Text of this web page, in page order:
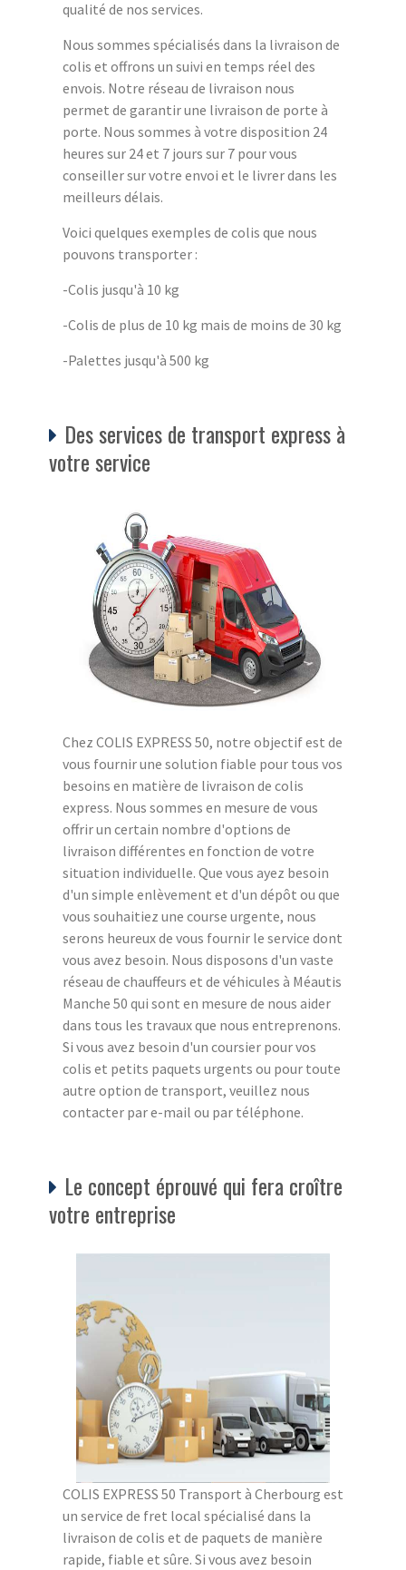
qualité de nos services.
Nous sommes spécialisés dans la livraison de
colis et offrons un suivi en temps réel des
envois. Notre réseau de livraison nous
permet de garantir une livraison de porte à
porte. Nous sommes à votre disposition 24
heures sur 24 et 7 jours sur 7 pour vous
conseiller sur votre envoi et le livrer dans les
meilleurs délais.
Voici quelques exemples de colis que nous
pouvons transporter :
-Colis jusqu'à 10 kg
-Colis de plus de 10 kg mais de moins de 30 kg
-Palettes jusqu'à 500 kg
Des services de transport express à
votre service
Chez COLIS EXPRESS 50, notre objectif est de
vous fournir une solution fiable pour tous vos
besoins en matière de livraison de colis
express. Nous sommes en mesure de vous
offrir un certain nombre d'options de
livraison différentes en fonction de votre
situation individuelle. Que vous ayez besoin
d'un simple enlèvement et d'un dépôt ou que
vous souhaitiez une course urgente, nous
serons heureux de vous fournir le service dont
vous avez besoin. Nous disposons d'un vaste
réseau de chauffeurs et de véhicules à Méautis
Manche 50 qui sont en mesure de nous aider
dans tous les travaux que nous entreprenons.
Si vous avez besoin d'un coursier pour vos
colis et petits paquets urgents ou pour toute
autre option de transport, veuillez nous
contacter par e-mail ou par téléphone.
Le concept éprouvé qui fera croître
votre entreprise
COLIS EXPRESS 50 Transport à Cherbourg est
un service de fret local spécialisé dans la
livraison de colis et de paquets de manière
rapide, fiable et sûre. Si vous avez besoin